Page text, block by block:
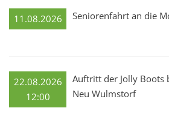
11.08.2026 Seniorenfahrt an die
22.08.2026
12:00
Auftritt der Jolly Boots
Neu Wulmstorf